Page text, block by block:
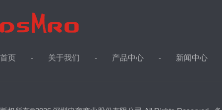
首页 关于我们 产品中心 新闻中心